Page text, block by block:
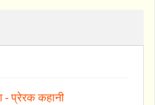
- प्रेरक कहानी